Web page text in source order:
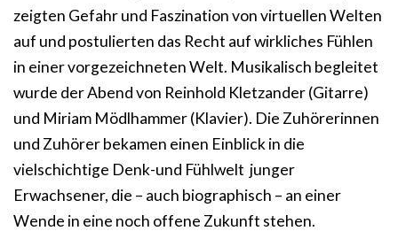
zeigten Gefahr und Faszination von virtuellen Welten
auf und postulierten das Recht auf wirkliches Fühlen
in einer vorgezeichneten Welt. Musikalisch begleitet
wurde der Abend von Reinhold Kletzander (Gitarre)
und Miriam Mödlhammer (Klavier). Die Zuhörerinnen
und Zuhörer bekamen einen Einblick in die
vielschichtige Denk-und Fühlwelt junger
Erwachsener, die – auch biographisch – an einer
Wende in eine noch offene Zukunft stehen.